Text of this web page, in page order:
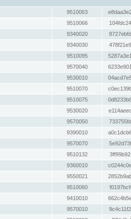
9510063
9510066
9340020
9340030
9510095
9570040
9530010
9510070
9510075
9530020
9570050
9390010
9570070
9510132
9360010
9550021
9510060
9410010
9570010